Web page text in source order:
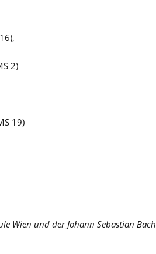
2)
19)
Wien und der Johann Sebastian Bach